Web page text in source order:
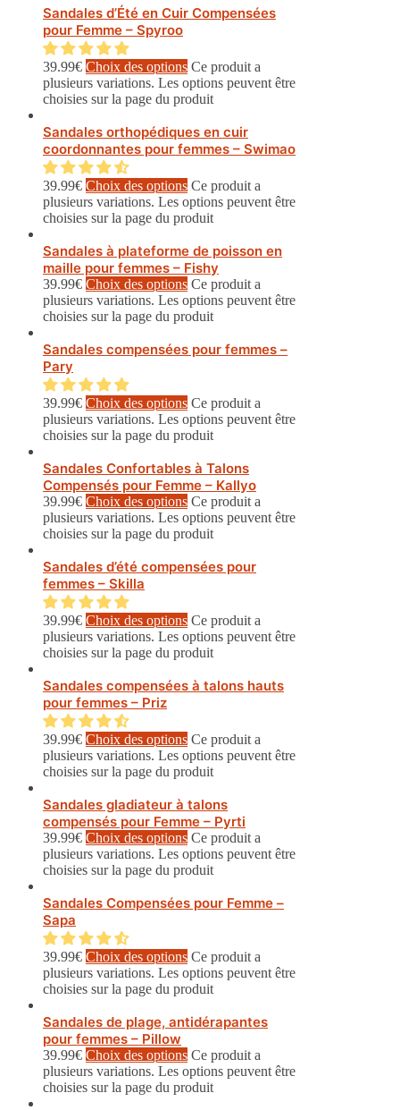
Sandales d’Été en Cuir Compensées
pour Femme – Spyroo
39.99€ Choix des options Ce produit a
plusieurs variations. Les options peuvent être
choisies sur la page du produit
Sandales orthopédiques en cuir
coordonnantes pour femmes – Swimao
39.99€ Choix des options Ce produit a
plusieurs variations. Les options peuvent être
choisies sur la page du produit
Sandales à plateforme de poisson en
maille pour femmes – Fishy
39.99€ Choix des options Ce produit a
plusieurs variations. Les options peuvent être
choisies sur la page du produit
Sandales compensées pour femmes –
Pary
39.99€ Choix des options Ce produit a
plusieurs variations. Les options peuvent être
choisies sur la page du produit
Sandales Confortables à Talons
Compensés pour Femme – Kallyo
39.99€ Choix des options Ce produit a
plusieurs variations. Les options peuvent être
choisies sur la page du produit
Sandales d’été compensées pour
femmes – Skilla
39.99€ Choix des options Ce produit a
plusieurs variations. Les options peuvent être
choisies sur la page du produit
Sandales compensées à talons hauts
pour femmes – Priz
39.99€ Choix des options Ce produit a
plusieurs variations. Les options peuvent être
choisies sur la page du produit
Sandales gladiateur à talons
compensés pour Femme – Pyrti
39.99€ Choix des options Ce produit a
plusieurs variations. Les options peuvent être
choisies sur la page du produit
Sandales Compensées pour Femme –
Sapa
39.99€ Choix des options Ce produit a
plusieurs variations. Les options peuvent être
choisies sur la page du produit
Sandales de plage, antidérapantes
pour femmes – Pillow
39.99€ Choix des options Ce produit a
plusieurs variations. Les options peuvent être
choisies sur la page du produit